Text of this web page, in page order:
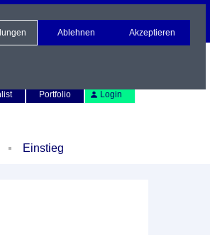
Portfolio Login
Einstieg
Ablehnen Akzeptieren